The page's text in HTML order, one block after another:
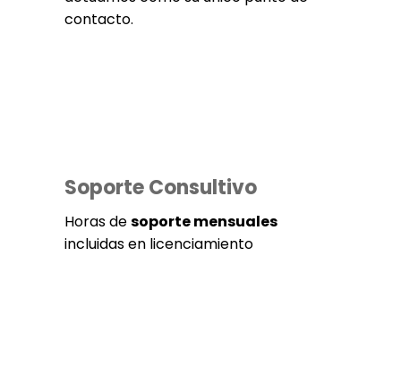
contacto.
Soporte Consultivo
Horas desoporte mensuales
incluidas en licenciamiento